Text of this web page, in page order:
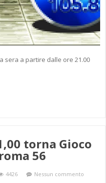
sera a partire dalle ore 21.00
torna Gioco
56
4426 Nessun commento